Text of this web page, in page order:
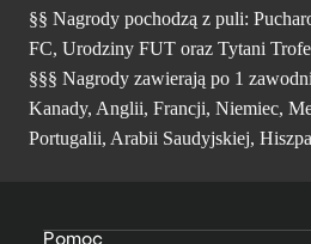
§§ Nagrody pochodzą z puli:
FC, Urodziny FUT oraz Tytani
§§§ Nagrody zawierają po 1
Kanady, Anglii, Francji, Niemiec,
Portugalii, Arabii Saudyjskiej,
Pomoc